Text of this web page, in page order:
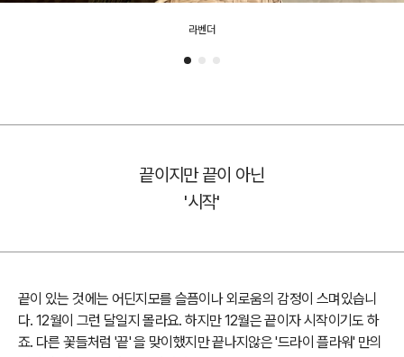
라벤더
끝이지만 끝이 아닌
'시작'
끝이 있는 것에는 어딘지모를 슬픔이나 외로움의 감정이 스며있습니
다. 12월이 그런 달일지 몰라요. 하지만 12월은 끝이자 시작이기도 하
죠. 다른 꽃들처럼 '끝' 을 맞이했지만 끝나지않은 '드라이 플라워' 만의